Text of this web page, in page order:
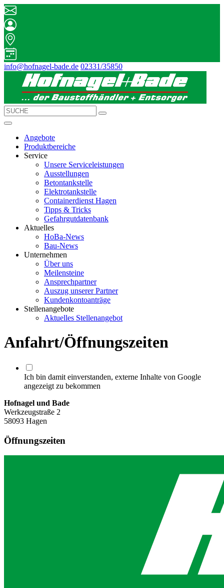
info@hofnagel-bade.de 02331/35850
Angebote
Produktbereiche
Service
Unsere Serviceleistungen
Ausstellungen
Betontankstelle
Elektrotankstelle
Containerdienst Hagen
Tipps & Tricks
Gefahrgutdatenbank
Aktuelles
HoBa-News
Bau-News
Unternehmen
Über uns
Meilensteine
Ansprechpartner
Auszug unserer Partner
Kundenkontoanträge
Stellenangebote
Aktuelles Stellenangebot
Anfahrt/Öffnungszeiten
Ich bin damit einverstanden, externe Inhalte von Google
angezeigt zu bekommen
Hofnagel und Bade
Werkzeugstraße 2
58093 Hagen
Öffnungszeiten